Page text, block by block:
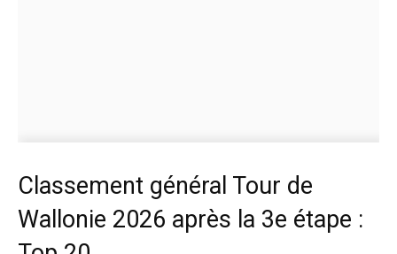
Classement général Tour de
Wallonie 2026 après la 3e étape :